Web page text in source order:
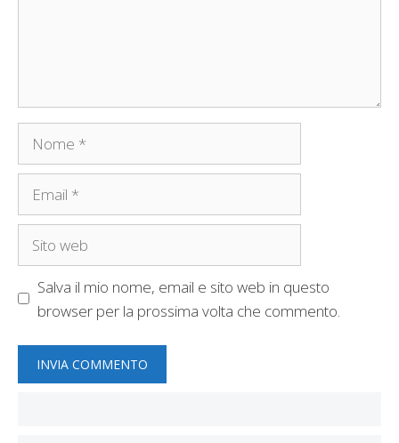
Salva il mio nome, email e sito web in questo
browser per la prossima volta che commento.